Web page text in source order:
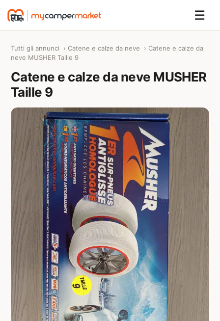
☰
Tutti gli annunci › Catene e calze da neve › Catene e calze da
neve MUSHER Taille 9
Catene e calze da neve MUSHER
Taille 9